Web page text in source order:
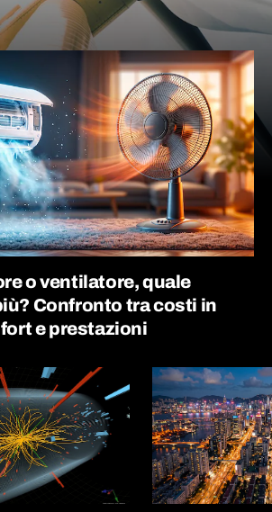
o ventilatore, quale
Confronto tra costi in
e prestazioni